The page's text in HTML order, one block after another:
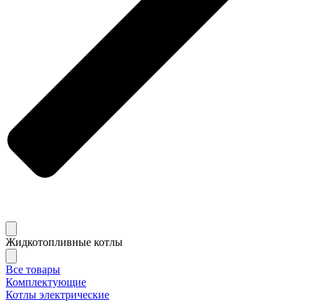
Жидкотопливные котлы
Все товары
Комплектующие
Котлы электрические